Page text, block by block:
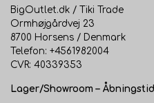
BigOutlet.dk / Tiki Trade
Ormhøjgårdvej 23
8700 Horsens / Denmark
Telefon: +4561982004
CVR: 40339353
Lager/Showroom –